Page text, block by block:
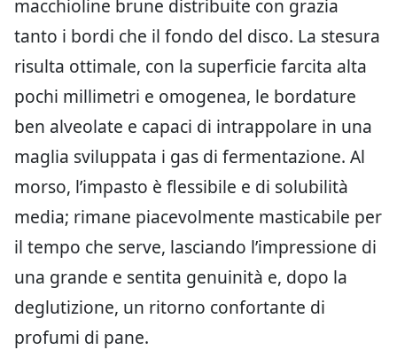
macchioline brune distribuite con grazia
tanto i bordi che il fondo del disco. La stesura
risulta ottimale, con la superficie farcita alta
pochi millimetri e omogenea, le bordature
ben alveolate e capaci di intrappolare in una
maglia sviluppata i gas di fermentazione. Al
morso, l’impasto è flessibile e di solubilità
media; rimane piacevolmente masticabile per
il tempo che serve, lasciando l’impressione di
una grande e sentita genuinità e, dopo la
deglutizione, un ritorno confortante di
profumi di pane.